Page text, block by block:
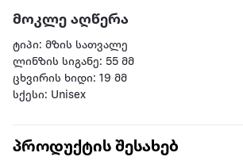
მოკლე აღწერა
ტიპი: მზის სათვალე
ლინზის სიგანე: 55 მმ
ცხვირის ხიდი: 19 მმ
სქესი: Unisex
პროდუქტის შესახებ